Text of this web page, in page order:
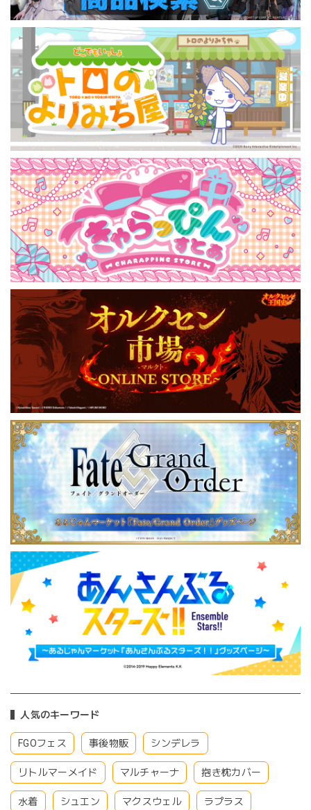
人気のキーワード
FGOフェス 事後物販 シンデレラ
リトルマーメイド マルチャーナ 抱き枕カバー
水着 シュエン マクスウェル ラプラス